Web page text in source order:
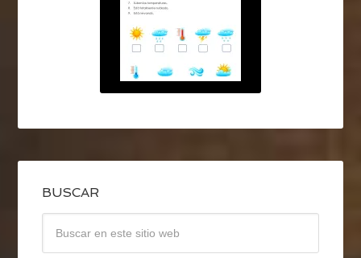
BUSCAR